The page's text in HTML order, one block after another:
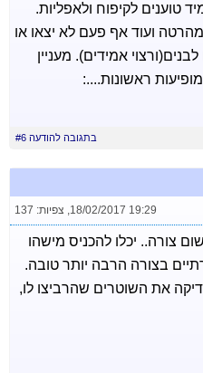
טוענים לקיפוח ולאפליות.
ועוד אף פעם לא יצאו או
אמידים). מעניין
ראשונות....:
בתגובה להודעה #6
18/02/2017 19:29
, צפיות: 137
צורה.. יכלו להכניס מישהו
בצורה הרבה יותר טובה.
את השוטרים שהרביצו לו,